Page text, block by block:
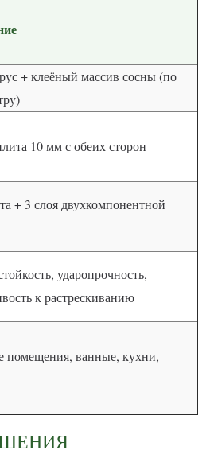
+ клеёный массив сосны (по
10 мм с обеих сторон
+ 3 слоя двухкомпонентной
ударопрочность,
к растрескиванию
ванные, кухни,